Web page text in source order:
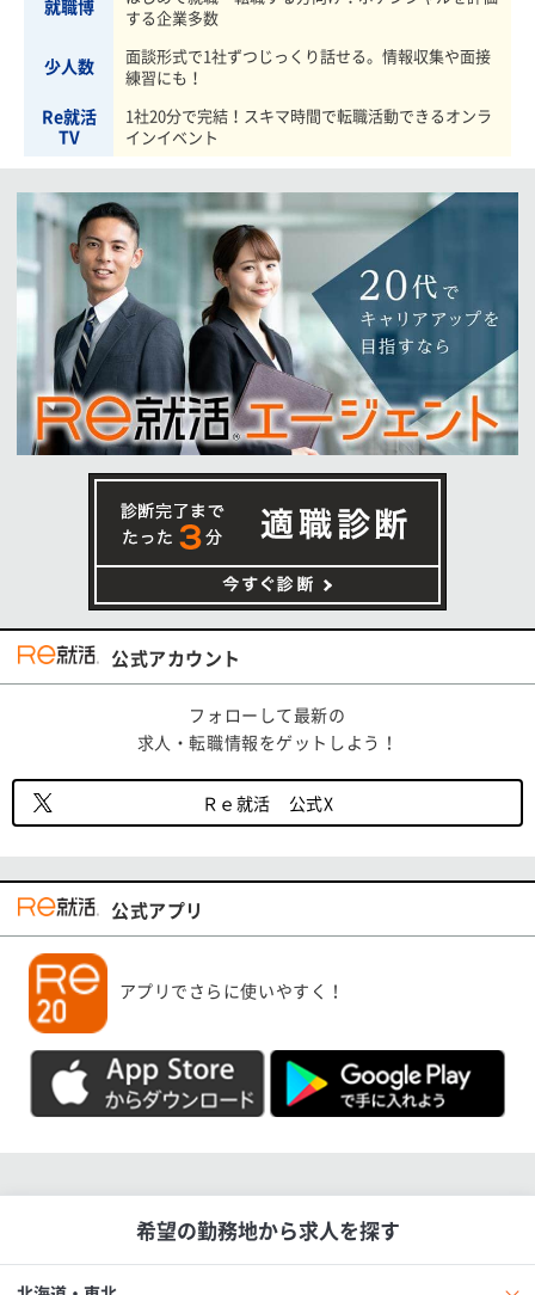
就職博
する企業多数
少人数
面談形式で1社ずつじっくり話せる。情報収集や面接
練習にも！
Re就活
TV
1社20分で完結！スキマ時間で転職活動できるオンラ
インイベント
公式アプリ
アプリでさらに使いやすく！
公式アカウント
フォローして最新の
求人・転職情報をゲットしよう！
Ｒｅ就活 公式X
希望の勤務地から求人を探す